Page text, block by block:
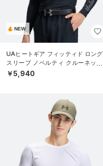
NEW
UAヒートギア フィッティド ロング
スリーブ ノベルティ クルーネック
シャツ（ゴルフ/MEN）
￥5,940